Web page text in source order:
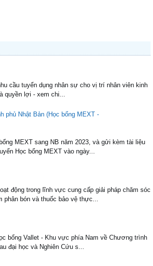
cầu tuyển dụng nhân sự cho vị trí nhân viên kinh
quyền lợi - xem chi...
phủ Nhật Bản (Học bổng MEXT -
MEXT sang NB năm 2023, và gửi kèm tài liệu
Học bổng MEXT vào ngày...
động trong lĩnh vực cung cấp giải pháp chăm sóc
phân bón và thuốc bảo vệ thực...
bổng Vallet - Khu vực phía Nam về Chương trình
đại học và Nghiên Cứu s...